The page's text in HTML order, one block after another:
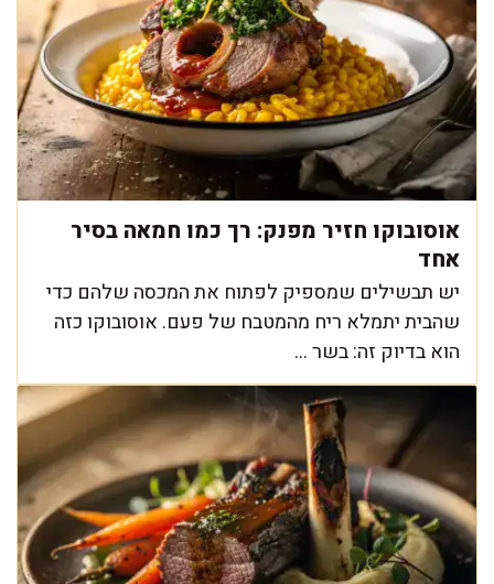
אוסובוקו חזיר מפנק: רך כמו חמאה בסיר
אחד
יש תבשילים שמספיק לפתוח את המכסה שלהם כדי
שהבית יתמלא ריח מהמטבח של פעם. אוסובוקו כזה
הוא בדיוק זה: בשר ...